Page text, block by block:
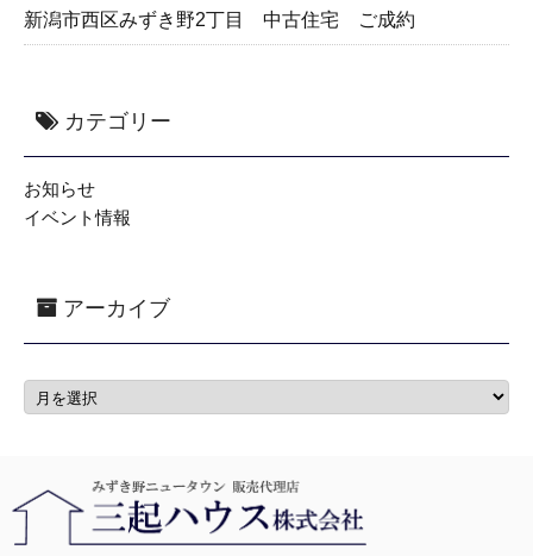
新潟市西区みずき野2丁目 中古住宅 ご成約
カテゴリー
お知らせ
イベント情報
アーカイブ